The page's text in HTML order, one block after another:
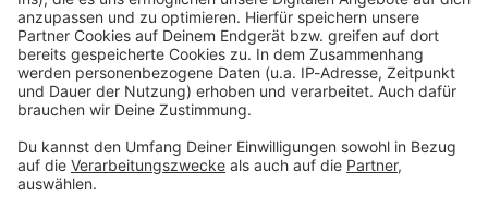
Kontaktformular
Sprachnachricht
© dpa-infocom, dpa:260527-930-135540/1